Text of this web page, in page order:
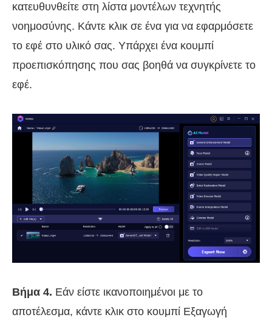
κατευθυνθείτε στη λίστα μοντέλων τεχνητής
νοημοσύνης. Κάντε κλικ σε ένα για να εφαρμόσετε
το εφέ στο υλικό σας. Υπάρχει ένα κουμπί
προεπισκόπησης που σας βοηθά να συγκρίνετε το
εφέ.
Βήμα 4. Εάν είστε ικανοποιημένοι με το
αποτέλεσμα, κάντε κλικ στο κουμπί Εξαγωγή